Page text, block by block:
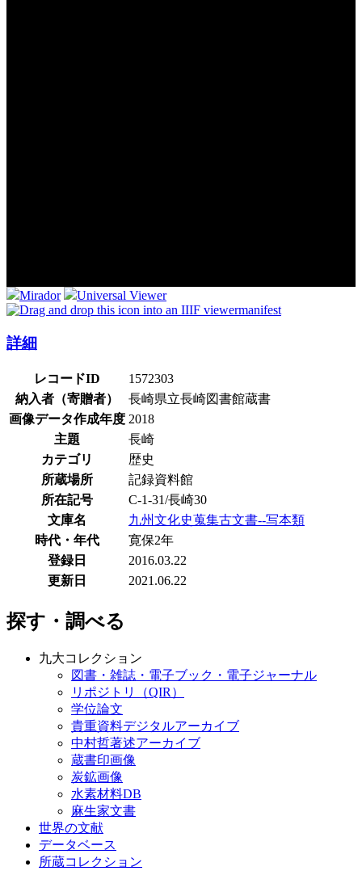
Mirador
Universal Viewer
manifest
詳細
レコードID
1572303
納入者（寄贈者）
長崎県立長崎図書館蔵書
画像データ作成年度 2018
主題
長崎
カテゴリ
歴史
所蔵場所
記録資料館
所在記号
C-1-31/長崎30
文庫名
九州文化史蒐集古文書--写本類
時代・年代
寛保2年
登録日
2016.03.22
更新日
2021.06.22
探す・調べる
九大コレクション
図書・雑誌・電子ブック・電子ジャーナル
リポジトリ（QIR）
学位論文
貴重資料デジタルアーカイブ
中村哲著述アーカイブ
蔵書印画像
炭鉱画像
水素材料DB
麻生家文書
世界の文献
データベース
所蔵コレクション